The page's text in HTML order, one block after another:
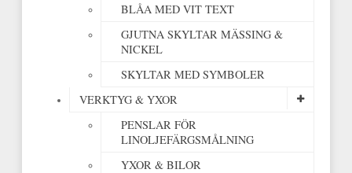
BLÅA MED VIT TEXT
GJUTNA SKYLTAR MÄSSING &
NICKEL
SKYLTAR MED SYMBOLER
VERKTYG & YXOR
PENSLAR FÖR
LINOLJEFÄRGSMÅLNING
YXOR & BILOR